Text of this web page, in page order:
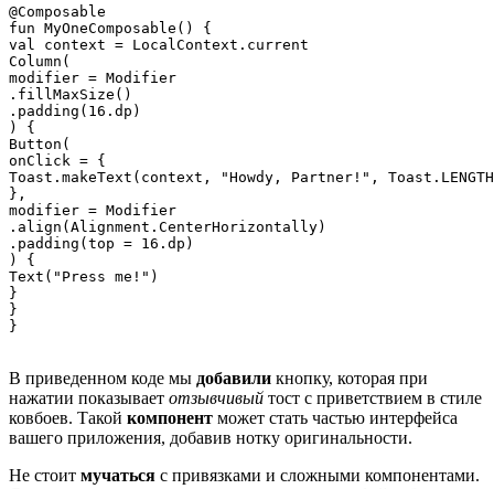
@Composable
fun MyOneComposable() {
val context = LocalContext.current
Column(
modifier = Modifier
.fillMaxSize()
.padding(16.dp)
) {
Button(
onClick = {
Toast.makeText(context, "Howdy, Partner!",
},
modifier = Modifier
.align(Alignment.CenterHorizontally)
.padding(top = 16.dp)
) {
Text("Press me!")
}
}
В приведенном коде мы добавили кнопку, которая при
нажатии показывает отзывчивый тост с приветствием в стиле
ковбоев. Такой компонент может стать частью интерфейса
вашего приложения, добавив нотку оригинальности.
Не стоит мучаться с привязками и сложными компонентами.